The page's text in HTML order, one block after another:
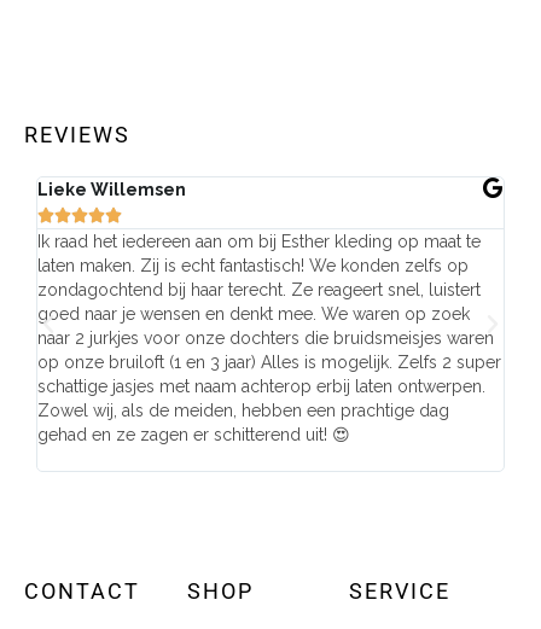
REVIEWS
Lieke Willemsen

Ik raad het iedereen aan om bij Esther kleding op maat te
laten maken. Zij is echt fantastisch! We konden zelfs op
zondagochtend bij haar terecht. Ze reageert snel, luistert
goed naar je wensen en denkt mee. We waren op zoek
naar 2 jurkjes voor onze dochters die bruidsmeisjes waren
op onze bruiloft (1 en 3 jaar) Alles is mogelijk. Zelfs 2 super
schattige jasjes met naam achterop erbij laten ontwerpen.
Zowel wij, als de meiden, hebben een prachtige dag
gehad en ze zagen er schitterend uit! 😍
CONTACT SHOP SERVICE